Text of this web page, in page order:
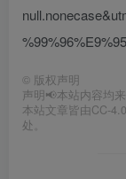
© 版权声明
声明📢本站内容均
本站文章皆由CC-
处。